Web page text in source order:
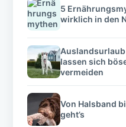
5
wirklich in den
lassen sich
vermeiden
Von Halsband
geht’s